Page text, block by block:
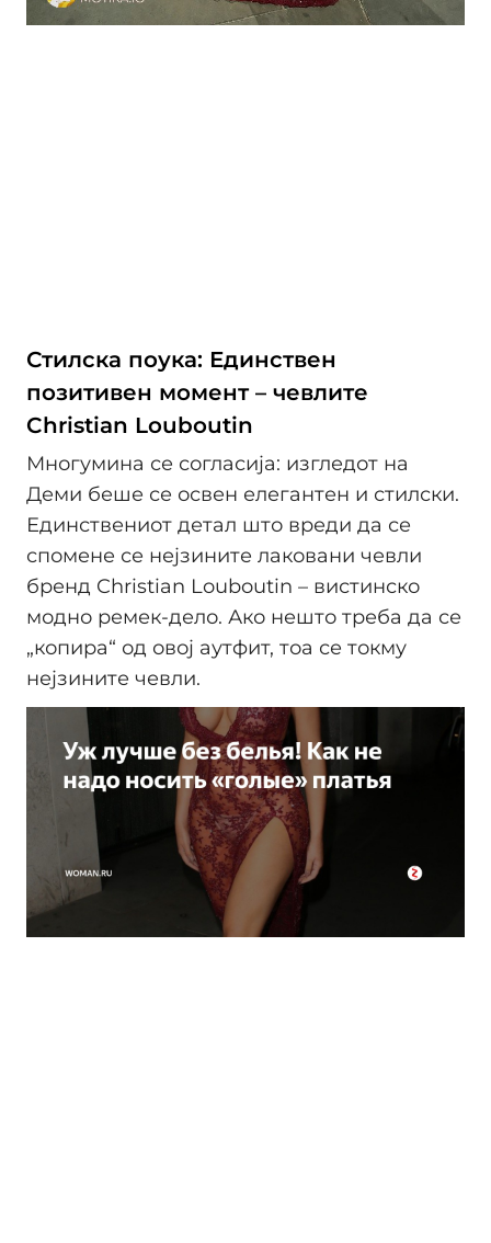
Стилска поука: Единствен
позитивен момент – чевлите
Christian Louboutin
Многумина се согласија: изгледот на
Деми беше се освен елегантен и стилски.
Единствениот детал што вреди да се
спомене се нејзините лаковани чевли
бренд Christian Louboutin – вистинско
модно ремек-дело. Ако нешто треба да се
„копира“ од овој аутфит, тоа се токму
нејзините чевли.